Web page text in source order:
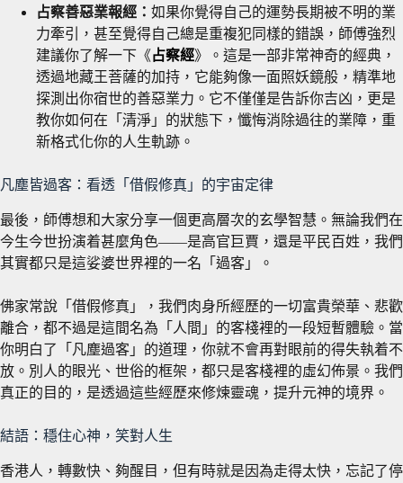
占察善惡業報經： 如果你覺得自己的運勢長期被不明的業
力牽引，甚至覺得自己總是重複犯同樣的錯誤，師傅強烈
建議你了解一下《占察經》。這是一部非常神奇的經典，
透過地藏王菩薩的加持，它能夠像一面照妖鏡般，精準地
探測出你宿世的善惡業力。它不僅僅是告訴你吉凶，更是
教你如何在「清淨」的狀態下，懺悔消除過往的業障，重
新格式化你的人生軌跡。
凡塵皆過客：看透「借假修真」的宇宙定律
最後，師傅想和大家分享一個更高層次的玄學智慧。無論我們在
今生今世扮演着甚麼角色——是高官巨賈，還是平民百姓，我們
其實都只是這娑婆世界裡的一名「過客」。
佛家常說「借假修真」，我們肉身所經歷的一切富貴榮華、悲歡
離合，都不過是這間名為「人間」的客棧裡的一段短暫體驗。當
你明白了「凡塵過客」的道理，你就不會再對眼前的得失執着不
放。別人的眼光、世俗的框架，都只是客棧裡的虛幻佈景。我們
真正的目的，是透過這些經歷來修煉靈魂，提升元神的境界。
結語：穩住心神，笑對人生
香港人，轉數快、夠醒目，但有時就是因為走得太快，忘記了停